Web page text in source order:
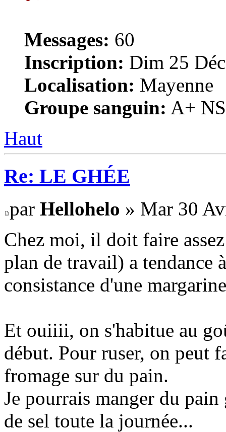
Messages: 60
Inscription: Dim 25
Localisation: Mayenne
Groupe sanguin: A+
Haut
Re: LE GHÉE
par Hellohelo » Mar 30
Chez moi, il doit faire
plan de travail) a tendance
consistance d'une
Et ouiiii, on s'habitue au
début. Pour ruser, on peut
fromage sur du pain.
Je pourrais manger du
de sel toute la journée...